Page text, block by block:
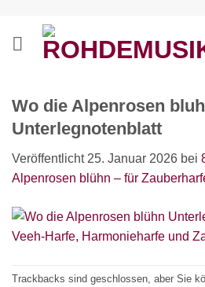
springen
Wo die Alpenrosen
Unterlegnotenblatt
Veröffentlicht 25. Januar 2026 bei
Alpenrosen blühn – für
Trackbacks sind geschlossen, aber Sie